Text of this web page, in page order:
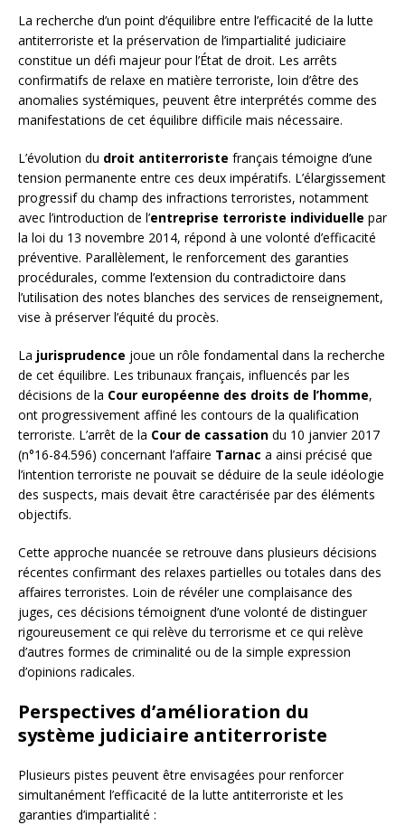
La recherche d’un point d’équilibre entre l’efficacité de la lutte
antiterroriste et la préservation de l’impartialité judiciaire
constitue un défi majeur pour l’État de droit. Les arrêts
confirmatifs de relaxe en matière terroriste, loin d’être des
anomalies systémiques, peuvent être interprétés comme des
manifestations de cet équilibre difficile mais nécessaire.
L’évolution du droit antiterroriste français témoigne d’une
tension permanente entre ces deux impératifs. L’élargissement
progressif du champ des infractions terroristes, notamment
avec l’introduction de l’entreprise terroriste individuelle par
la loi du 13 novembre 2014, répond à une volonté d’efficacité
préventive. Parallèlement, le renforcement des garanties
procédurales, comme l’extension du contradictoire dans
l’utilisation des notes blanches des services de renseignement,
vise à préserver l’équité du procès.
La jurisprudence joue un rôle fondamental dans la recherche
de cet équilibre. Les tribunaux français, influencés par les
décisions de la Cour européenne des droits de l’homme,
ont progressivement affiné les contours de la qualification
terroriste. L’arrêt de la Cour de cassation du 10 janvier 2017
(n°16-84.596) concernant l’affaire Tarnac a ainsi précisé que
l’intention terroriste ne pouvait se déduire de la seule idéologie
des suspects, mais devait être caractérisée par des éléments
objectifs.
Cette approche nuancée se retrouve dans plusieurs décisions
récentes confirmant des relaxes partielles ou totales dans des
affaires terroristes. Loin de révéler une complaisance des
juges, ces décisions témoignent d’une volonté de distinguer
rigoureusement ce qui relève du terrorisme et ce qui relève
d’autres formes de criminalité ou de la simple expression
d’opinions radicales.
Perspectives d’amélioration du
système judiciaire antiterroriste
Plusieurs pistes peuvent être envisagées pour renforcer
simultanément l’efficacité de la lutte antiterroriste et les
garanties d’impartialité :